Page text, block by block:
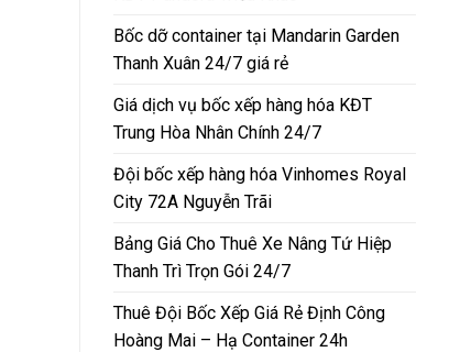
Bốc dỡ container tại Mandarin Garden
Thanh Xuân 24/7 giá rẻ
Giá dịch vụ bốc xếp hàng hóa KĐT
Trung Hòa Nhân Chính 24/7
Đội bốc xếp hàng hóa Vinhomes Royal
City 72A Nguyễn Trãi
Bảng Giá Cho Thuê Xe Nâng Tứ Hiệp
Thanh Trì Trọn Gói 24/7
Thuê Đội Bốc Xếp Giá Rẻ Định Công
Hoàng Mai – Hạ Container 24h